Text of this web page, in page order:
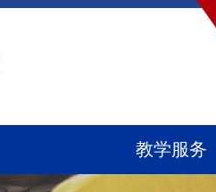
教学服务